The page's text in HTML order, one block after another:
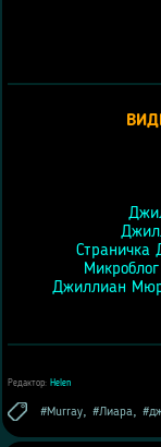
Страничка
Джиллиан
Редактор: Helen
Murray, Лиара,